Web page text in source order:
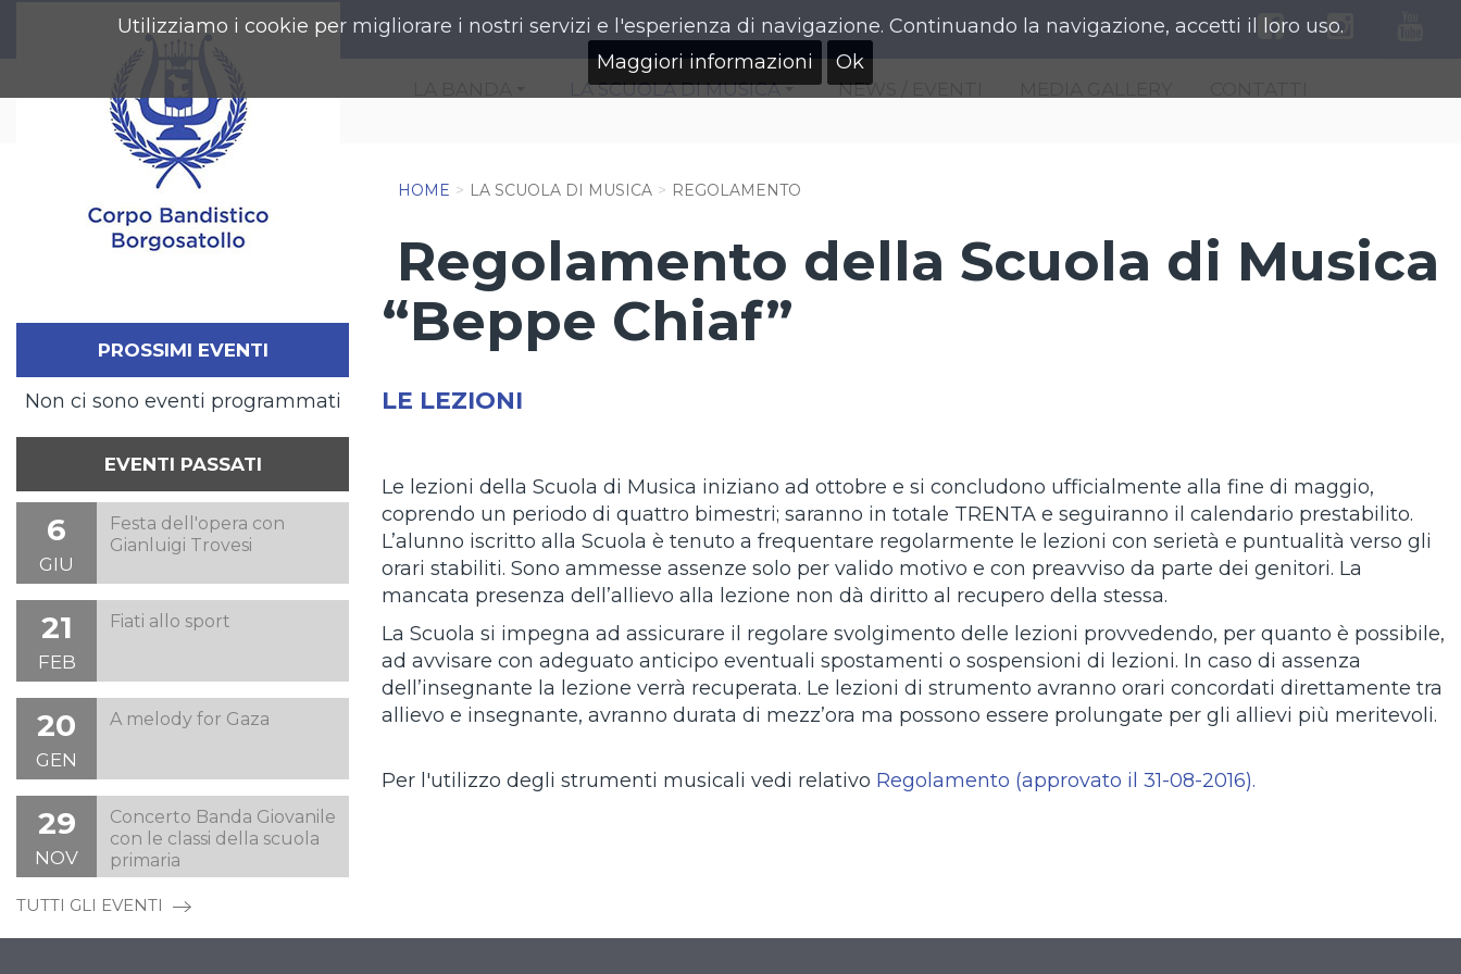
LA SCUOLA DI MUSICA NEWS / EVENTI
HOME LA SCUOLA DI MUSICA REGOLAMENTO
Regolamento della Scuola di Musica
“Beppe Chiaf”
LE LEZIONI
Le lezioni della Scuola di Musica iniziano ad ottobre e si concludono ufficialmente alla fine di maggio,
coprendo un periodo di quattro bimestri; saranno in totale TRENTA e seguiranno il calendario prestabilito.
L’alunno iscritto alla Scuola è tenuto a frequentare regolarmente le lezioni con serietà e puntualità verso gli
orari stabiliti. Sono ammesse assenze solo per valido motivo e con preavviso da parte dei genitori. La
mancata presenza dell’allievo alla lezione non dà diritto al recupero della stessa.
La Scuola si impegna ad assicurare il regolare svolgimento delle lezioni provvedendo, per quanto è possibile,
ad avvisare con adeguato anticipo eventuali spostamenti o sospensioni di lezioni. In caso di assenza
dell’insegnante la lezione verrà recuperata. Le lezioni di strumento avranno orari concordati direttamente tra
allievo e insegnante, avranno durata di mezz’ora ma possono essere prolungate per gli allievi più meritevoli.
Per l'utilizzo degli strumenti musicali vedi relativo Regolamento (approvato il 31-08-2016).
PROSSIMI EVENTI
Non ci sono eventi programmati
EVENTI PASSATI
6
GIU
Festa dell'opera con
Gianluigi Trovesi
21
FEB
Fiati allo sport
20
GEN
A melody for Gaza
29
NOV
Concerto Banda Giovanile
con le classi della scuola
primaria
TUTTI GLI EVENTI
Utilizziamo i cookie per migliorare i nostri servizi e l'esperienza di navigazione. Continuando la navigazione, accetti il loro uso.
Maggiori informazioni
Ok